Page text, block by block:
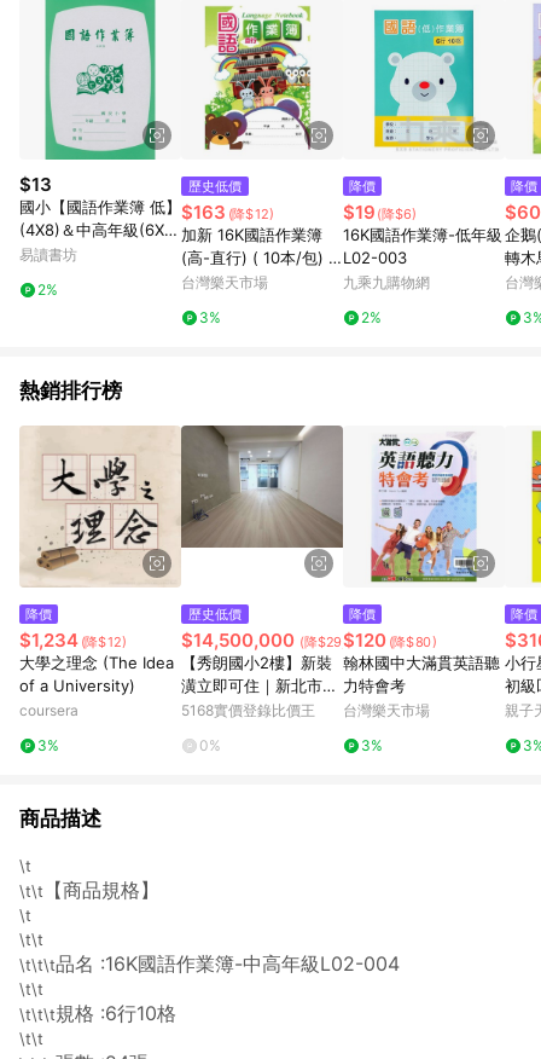
導購資格。 (3) 使用九乘九APP下單，將無法獲得點數回饋。
$13
國小【國語作業簿 低】
(4X8)＆中高年級(6X1
2) 數學作業簿(4格/8
易讀書坊
2%
歷史低價
$163 (降$12)
加新 16K國語作業簿
(高-直行) ( 10本/包) 8
CH1601-02【APP滿額
最高1500點)】8/31止
台灣樂天市場
3%
降價
$19 (降$6)
16K國語作業簿-低年級
L02-003
九乘九購物網
2%
降價
$60
企鵝
轉木
(5本)
台灣
熱銷排行榜
降價
$1,234 (降$12)
大學之理念 (The Idea
of a University)
coursera
3%
歷史低價
$14,500,000 (降$29,480,000)
【秀朗國小2樓】新裝
潢立即可住｜新北市永
和區民生路
5168實價登錄比價王
0%
降價
$120 (降$80)
翰林國中大滿貫英語聽
力特會考
台灣樂天市場
3%
降價
小行
初級
親子
商品描述
\t
\t\t
【商品規格】
\t
\t\t
\t\t\t品名 :16K國語作業簿-中高年級L02-004
\t\t
\t\t\t規格 :6行10格
\t\t